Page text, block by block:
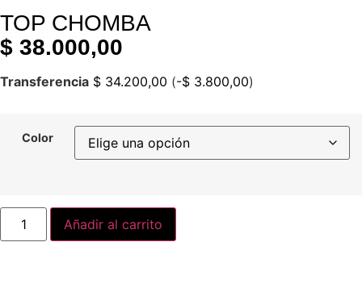
TOP CHOMBA
$ 38.000,00
Transferencia $ 34.200,00 (-$ 3.800,00)
Color
Añadir al carrito